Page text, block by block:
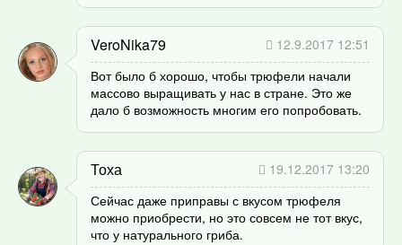
VeroNika79
12.9.2017 12:51
Вот было б хорошо, чтобы трюфели начали
массово выращивать у нас в стране. Это же
дало б возможность многим его попробовать.
Тоха
19.12.2017 13:20
Сейчас даже приправы с вкусом трюфеля
можно приобрести, но это совсем не тот вкус,
что у натурального гриба.